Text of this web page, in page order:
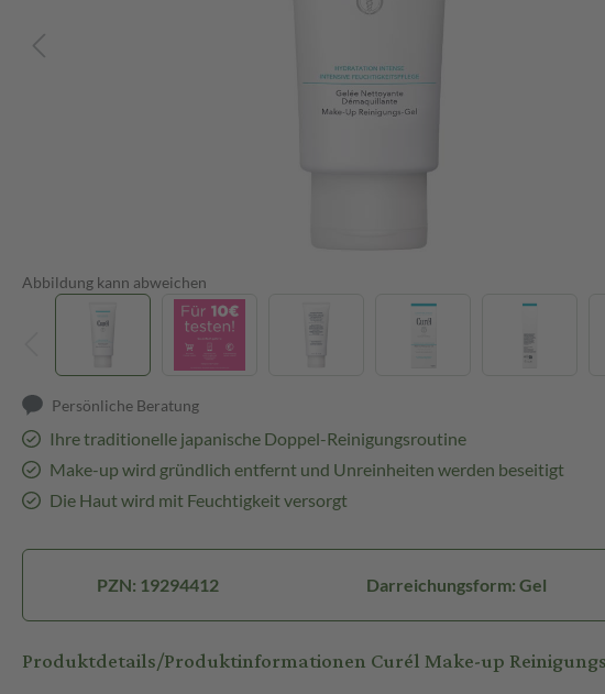
Abbildung kann abweichen
Persönliche Beratung
Ihre traditionelle japanische Doppel-Reinigungsroutine
Make-up wird gründlich entfernt und Unreinheiten werden beseitigt
Die Haut wird mit Feuchtigkeit versorgt
PZN: 19294412 Darreichungsform: Gel
Produktdetails/Produktinformationen Curél Make-up